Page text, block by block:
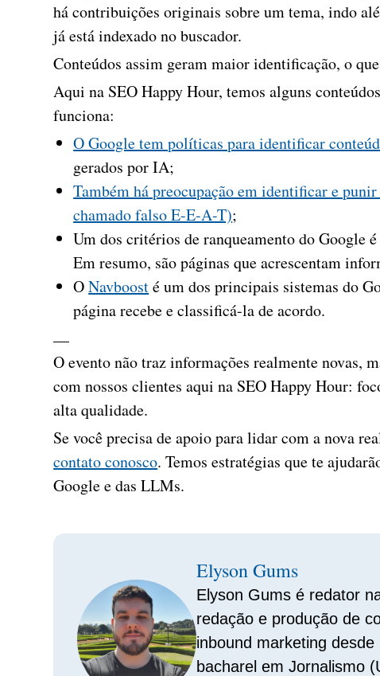
há contribuições originais sobre um tema, indo
já está indexado no buscador.
Conteúdos assim geram maior identificação, o
Aqui na SEO Happy Hour, temos alguns
funciona:
O Google tem políticas para identificar
gerados por IA;
Também há preocupação em identificar e
chamado falso E-E-A-T);
Um dos critérios de ranqueamento do Google
Em resumo, são páginas que acrescentam
ONavboosté um dos principais sistemas do
página recebe e classificá-la de acordo.
O evento não traz informações realmente novas,
com nossos clientes aqui na SEO Happy Hour:
alta qualidade.
Se você precisa de apoio para lidar com a nova
contato conosco. Temos estratégias que te
Google e das LLMs.
Elyson Gums
Elyson Gums é redator
redação e produção de
inbound marketing
bacharel em Jornalismo